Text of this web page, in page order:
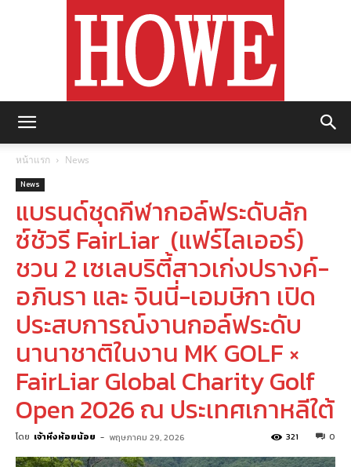
หน้าแรก News
News
แบรนด์ชุดกีฬากอล์ฟระดับลัก
ซ์ชัวรี FairLiar (แฟร์ไลเออร์)
ชวน 2 เซเลบริตี้สาวเก่งปรางค์-
อภินรา และ จินนี่-เอมษิกา เปิด
ประสบการณ์งานกอล์ฟระดับ
นานาชาติในงาน MK GOLF ×
FairLiar Global Charity Golf
Open 2026 ณ ประเทศเกาหลีใต้
โดย เจ้าหิ่งห้อยน้อย - พฤษภาคม 29, 2026 0
321